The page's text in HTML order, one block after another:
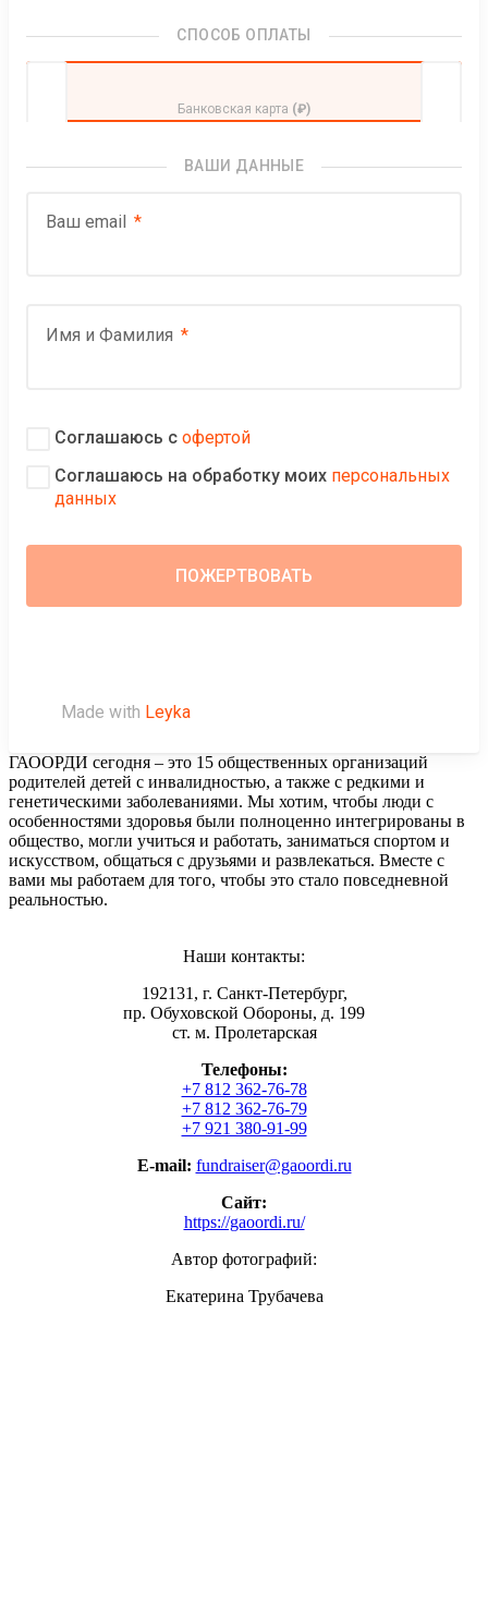
СПОСОБ ОПЛАТЫ
Банковская карта (₽)
ВАШИ ДАННЫЕ
Ваш email
Имя и Фамилия
Соглашаюсь с офертой
Соглашаюсь на обработку моих персональных
данных
Made with Leyka
ГАООРДИ сегодня – это 15 общественных организаций
родителей детей с инвалидностью, а также с редкими и
генетическими заболеваниями. Мы хотим, чтобы люди с
особенностями здоровья были полноценно интегрированы в
общество, могли учиться и работать, заниматься спортом и
искусством, общаться с друзьями и развлекаться. Вместе с
вами мы работаем для того, чтобы это стало повседневной
реальностью.
Наши контакты:
192131, г. Санкт-Петербург,
пр. Обуховской Обороны, д. 199
ст. м. Пролетарская
Телефоны:
+7 812 362-76-78
+7 812 362-76-79
+7 921 380-91-99
E-mail: fundraiser@gaoordi.ru
Сайт:
https://gaoordi.ru/
Автор фотографий:
Екатерина Трубачева